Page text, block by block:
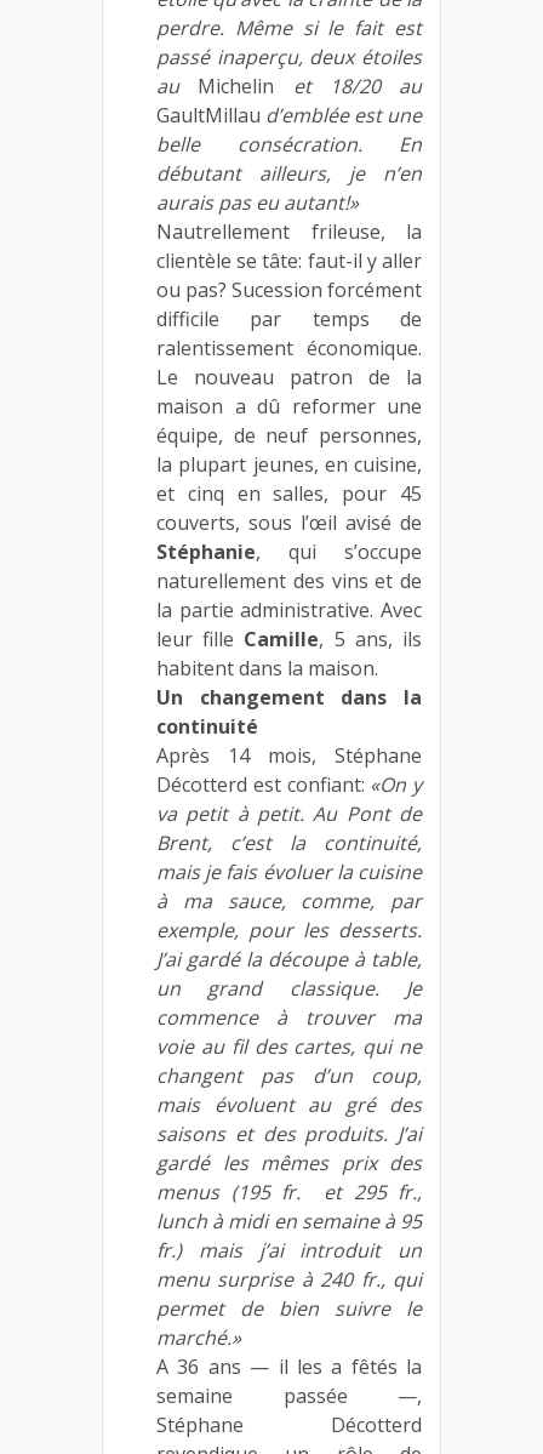
perdre. Même si le fait est
passé inaperçu, deux étoiles
au Michelin et 18/20 au
GaultMillau d’emblée est une
belle consécration. En
débutant ailleurs, je n’en
aurais pas eu autant!»
Nautrellement frileuse, la
clientèle se tâte: faut-il y aller
ou pas? Sucession forcément
difficile par temps de
ralentissement économique.
Le nouveau patron de la
maison a dû reformer une
équipe, de neuf personnes,
la plupart jeunes, en cuisine,
et cinq en salles, pour 45
couverts, sous l’œil avisé de
Stéphanie, qui s’occupe
naturellement des vins et de
la partie administrative. Avec
leur fille Camille, 5 ans, ils
habitent dans la maison.
Un changement dans la
continuité
Après 14 mois, Stéphane
Décotterd est confiant: «On y
va petit à petit. Au Pont de
Brent, c’est la continuité,
mais je fais évoluer la cuisine
à ma sauce, comme, par
exemple, pour les desserts.
J’ai gardé la découpe à table,
un grand classique. Je
commence à trouver ma
voie au fil des cartes, qui ne
changent pas d’un coup,
mais évoluent au gré des
saisons et des produits. J’ai
gardé les mêmes prix des
menus (195 fr. et 295 fr.,
lunch à midi en semaine à 95
fr.) mais j’ai introduit un
menu surprise à 240 fr., qui
permet de bien suivre le
marché.»
A 36 ans — il les a fêtés la
semaine passée —,
Stéphane Décotterd